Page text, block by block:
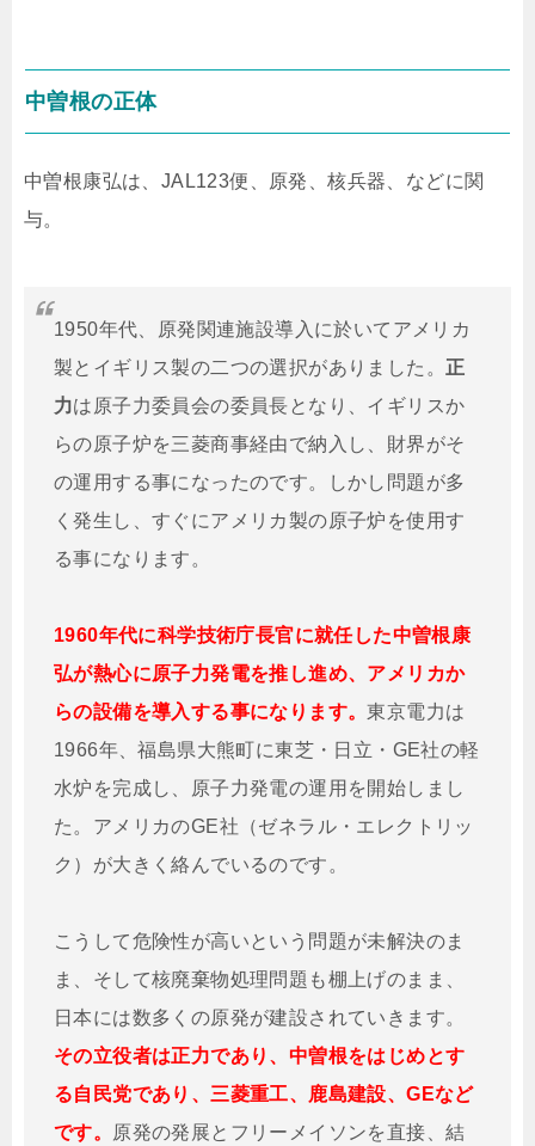
中曽根の正体
中曽根康弘は、JAL123便、原発、核兵器、などに関
与。
1950年代、原発関連施設導入に於いてアメリカ
製とイギリス製の二つの選択がありました。 正
力は原子力委員会の委員長となり、イギリスか
らの原子炉を三菱商事経由で納入し、財界がそ
の運用する事になったのです。しかし問題が多
く発生し、すぐにアメリカ製の原子炉を使用す
る事になります。
1960年代に科学技術庁長官に就任した中曽根康
弘が熱心に原子力発電を推し進め、アメリカか
らの設備を導入する事になります。東京電力は
1966年、福島県大熊町に東芝・日立・GE社の軽
水炉を完成し、原子力発電の運用を開始しまし
た。アメリカのGE社（ゼネラル・エレクトリッ
ク）が大きく絡んでいるのです。
こうして危険性が高いという問題が未解決のま
ま、そして核廃棄物処理問題も棚上げのまま、
日本には数多くの原発が建設されていきます。
その立役者は正力であり、中曽根をはじめとす
る自民党であり、三菱重工、鹿島建設、GEなど
です。 原発の発展とフリーメイソンを直接、結